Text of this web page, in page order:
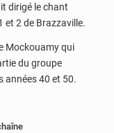
dirigé le chant
et 2 de Brazzaville.
Mockouamy qui
du groupe
années 40 et 50.